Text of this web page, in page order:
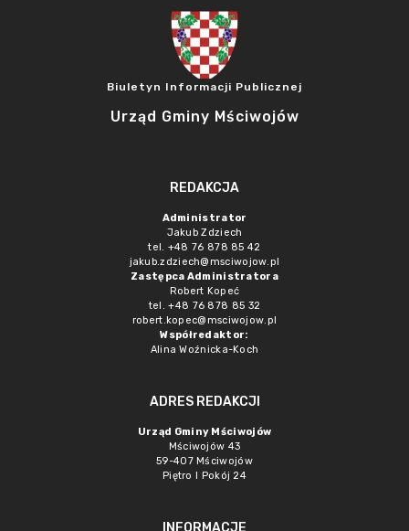
Biuletyn Informacji Publicznej
Urząd Gminy Mściwojów
REDAKCJA
Administrator
Jakub Zdziech
tel. +48 76 878 85 42
jakub.zdziech@msciwojow.pl
Zastępca Administratora
Robert Kopeć
tel. +48 76 878 85 32
robert.kopec@msciwojow.pl
Współredaktor:
Alina Woźnicka-Koch
ADRES REDAKCJI
Urząd Gminy Mściwojów
Mściwojów 43
59-407 Mściwojów
Piętro I Pokój 24
INFORMACJE